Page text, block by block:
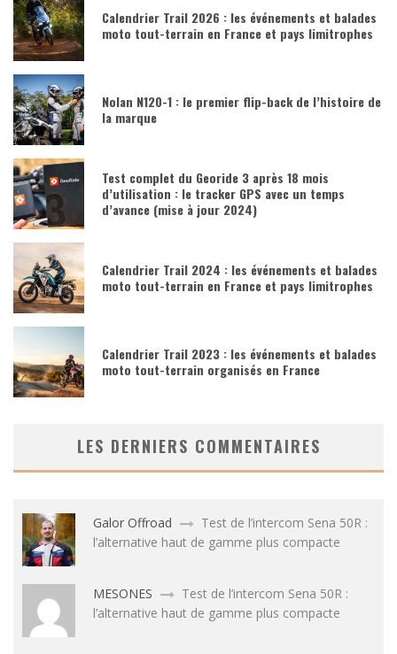
Calendrier Trail 2026 : les événements et balades
moto tout-terrain en France et pays limitrophes
Nolan N120-1 : le premier flip-back de l’histoire de
la marque
Test complet du Georide 3 après 18 mois
d’utilisation : le tracker GPS avec un temps
d’avance (mise à jour 2024)
Calendrier Trail 2024 : les événements et balades
moto tout-terrain en France et pays limitrophes
Calendrier Trail 2023 : les événements et balades
moto tout-terrain organisés en France
LES DERNIERS COMMENTAIRES
Galor Offroad
Test de l’intercom Sena 50R :
l’alternative haut de gamme plus compacte
MESONES
Test de l’intercom Sena 50R :
l’alternative haut de gamme plus compacte